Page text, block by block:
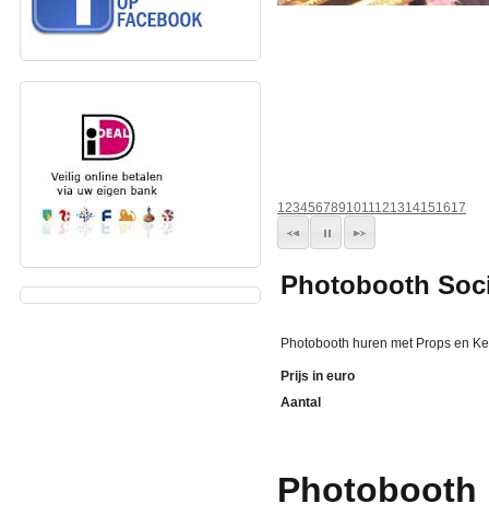
1234567891011121314151617
Photobooth
Photobooth huren met Props en
Prijs in euro
Aantal
Photobooth